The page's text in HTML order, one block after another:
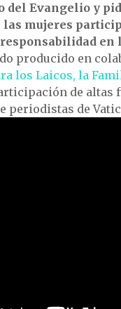
del Evangelio y
mujeres
en
producido en
los Laicos, la
de altas
periodistas de